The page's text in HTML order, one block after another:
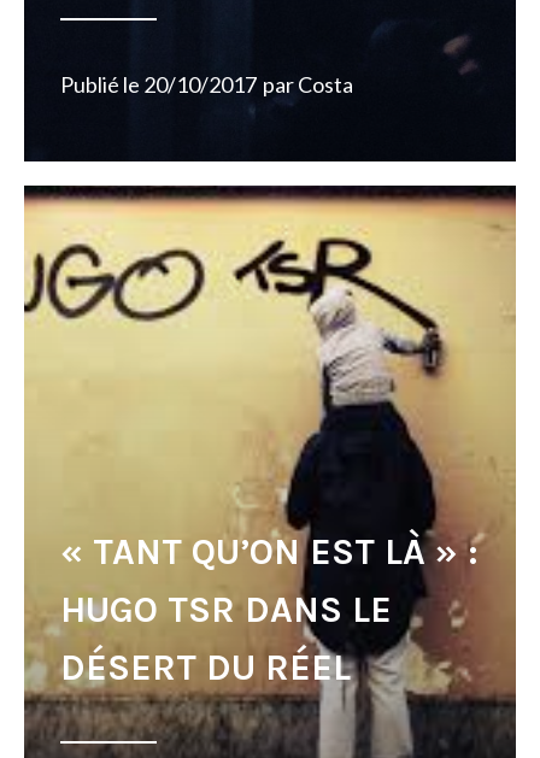
Publié le 20/10/2017 parCosta
« TANT QU’ON EST LÀ » :
HUGO TSR DANS LE
DÉSERT DU RÉEL